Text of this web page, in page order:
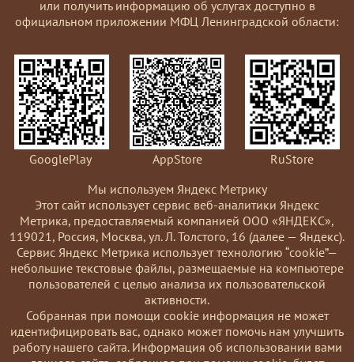
или получить информацию об услугах доступно в
официальном приложении МФЦ Ленинградской области:
GooglePlay AppStore
RuStore
Мы используем Яндекс Метрику
Этот сайт использует сервис веб-аналитики Яндекс
Метрика, предоставляемый компанией ООО «ЯНДЕКС»,
119021, Россия, Москва, ул. Л. Толстого, 16 (далее — Яндекс).
Сервис Яндекс Метрика использует технологию “cookie”—
небольшие текстовые файлы, размещаемые на компьютере
пользователей с целью анализа их пользовательской
активности.
Coбранная при помощи cookie информация не может
идентифицировать вас, однако может помочь нам улучшить
работу нашего сайта. Информация об использовании вами